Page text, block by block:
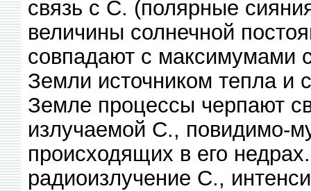
связь с С. (полярные
величины солнечной
совпадают с максимумами
Земли источником тепла и
Земле процессы черпают
излучаемой С., повидимо-
происходящих в его
радиоизлучение С.,